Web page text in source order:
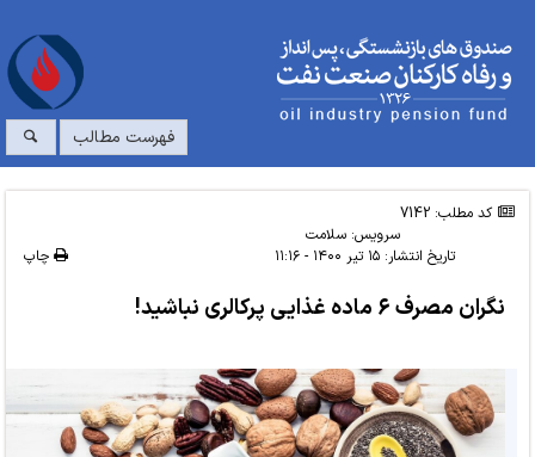
فهرست مطالب
کد مطلب: 7142
سرویس:سلامت
تاریخ انتشار:۱۵ تیر ۱۴۰۰ - ۱۱:۱۶ چاپ
نگران مصرف ۶ ماده غذایی پرکالری نباشید!